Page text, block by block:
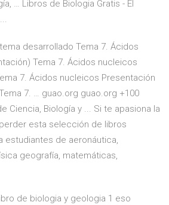
… Libros de Biologia Gratis - El
desarrollado Tema 7. Ácidos
Tema 7. Ácidos nucleicos
7. Ácidos nucleicos Presentación
7. … guao.org guao.org +100
Ciencia, Biología y ... Si te apasiona la
esta selección de libros
estudiantes de aeronáutica,
geografía, matemáticas,
de biologia y geologia 1 eso